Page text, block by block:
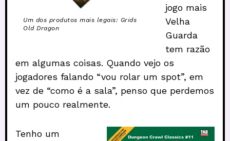
Um dos produtos mais legais: Grids
Old Dragon
jogo mais
Velha
Guarda
tem razão
em algumas coisas. Quando vejo os
jogadores falando “vou rolar um spot”, em
vez de “como é a sala”, penso que perdemos
um pouco realmente.
Tenho um